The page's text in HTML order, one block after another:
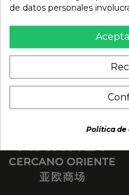
de datos personales
Política de